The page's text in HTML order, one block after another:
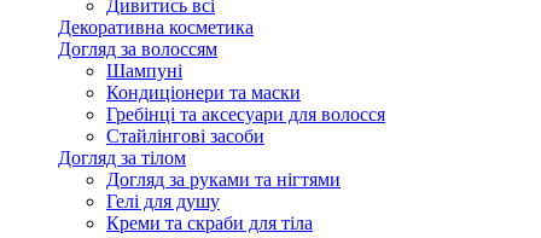
Дивитись всі
Декоративна косметика
Догляд за волоссям
Шампуні
Кондиціонери та маски
Гребінці та аксесуари для волосся
Стайлінгові засоби
Догляд за тілом
Догляд за руками та нігтями
Гелі для душу
Креми та скраби для тіла